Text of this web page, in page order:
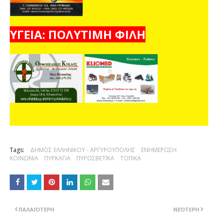
ΥΓΕΙΑ: ΠΟΛΥΤΙΜΗ ΦΙΛΗ
Tags: ΔΗΜΟΣ ΕΛΛΗΝΙΚΟΥ - ΑΡΓΥΡΟΥΠΟΛΗΣ
ΕΝΗΜΕΡΩΣΗ
ΚΟΙΝΩΝΙΑ
ΠΥΡΚΑΓΙΑ ΠΥΡΟΣΒΕΤΙΚΑ ΤΟΠΙΚΑ
ΝΕΌΤΕΡΗ
ΠΑΛΑΙΌΤΕΡΗ